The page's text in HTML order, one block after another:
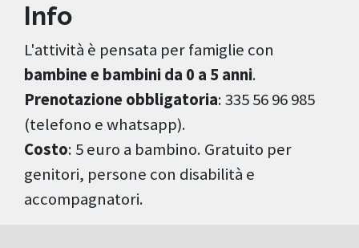
Info
L'attività è pensata per famiglie con
bambine e bambini da 0 a 5 anni.
Prenotazione obbligatoria: 335 56 96 985
(telefono e whatsapp).
Costo: 5 euro a bambino. Gratuito per
genitori, persone con disabilità e
accompagnatori.